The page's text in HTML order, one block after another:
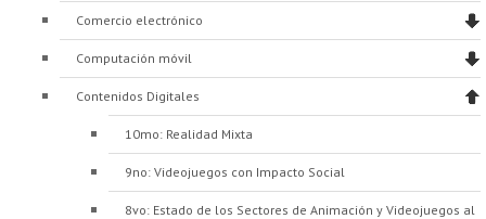
Comercio electrónico
Computación móvil
Contenidos Digitales
10mo: Realidad Mixta
9no: Videojuegos con Impacto Social
8vo: Estado de los Sectores de Animación y Videojuegos al